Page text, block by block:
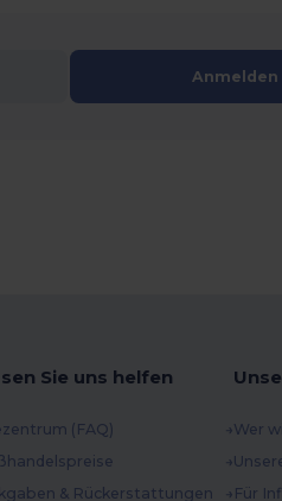
Anmelden
Sie uns helfen
(FAQ)
& Rückerstattungen
Wer
Für